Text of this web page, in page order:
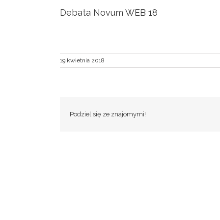
Debata Novum WEB 18
19 kwietnia 2018
Podziel się ze znajomymi!